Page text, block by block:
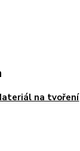
na tvoření